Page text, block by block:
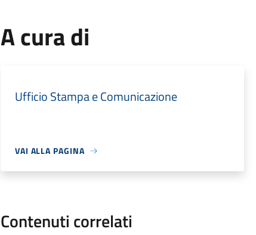
A cura di
Ufficio Stampa e Comunicazione
VAI ALLA PAGINA
Contenuti correlati